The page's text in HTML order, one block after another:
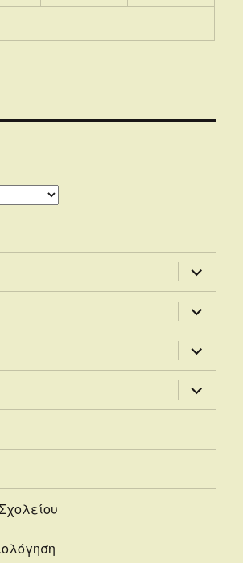
του
μενού
του
μενού
του
μενού
του
μενού